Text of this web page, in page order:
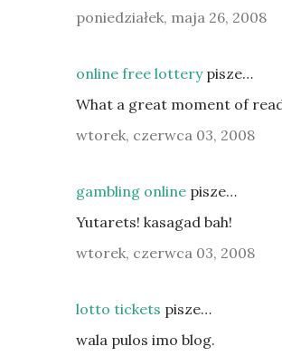
poniedziałek, maja 26, 2008
online free lotterypisze…
What a great moment of
wtorek, czerwca 03, 2008
gambling online pisze…
Yutarets! kasagad bah!
wtorek, czerwca 03, 2008
lotto tickets pisze…
wala pulos imo blog.